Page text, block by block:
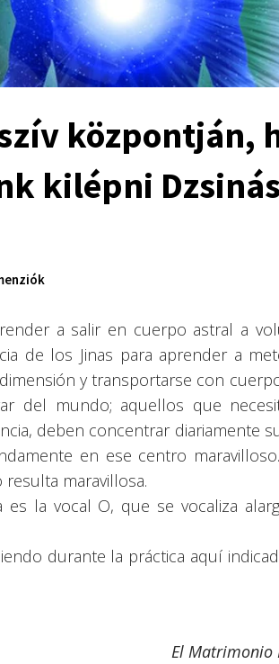
központján,
kilépni
a salir en cuerpo astral a
de los Jinas para aprender a
y transportarse con
del mundo; aquellos que
deben concentrar diariamente
en ese centro
maravillosa.
es la vocal O, que se vocaliza
durante la práctica aquí
El Matrimonio